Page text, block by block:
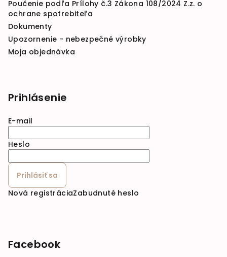
Poučenie podľa Prílohy č.3 Zákona 108/2024 Z.z. o
ochrane spotrebiteľa
Dokumenty
Upozornenie - nebezpečné výrobky
Moja objednávka
Prihlásenie
E-mail
Heslo
Prihlásiť sa
Nová registráciaZabudnuté heslo
Facebook